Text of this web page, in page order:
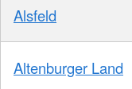
Alsfeld
Altenburger Land